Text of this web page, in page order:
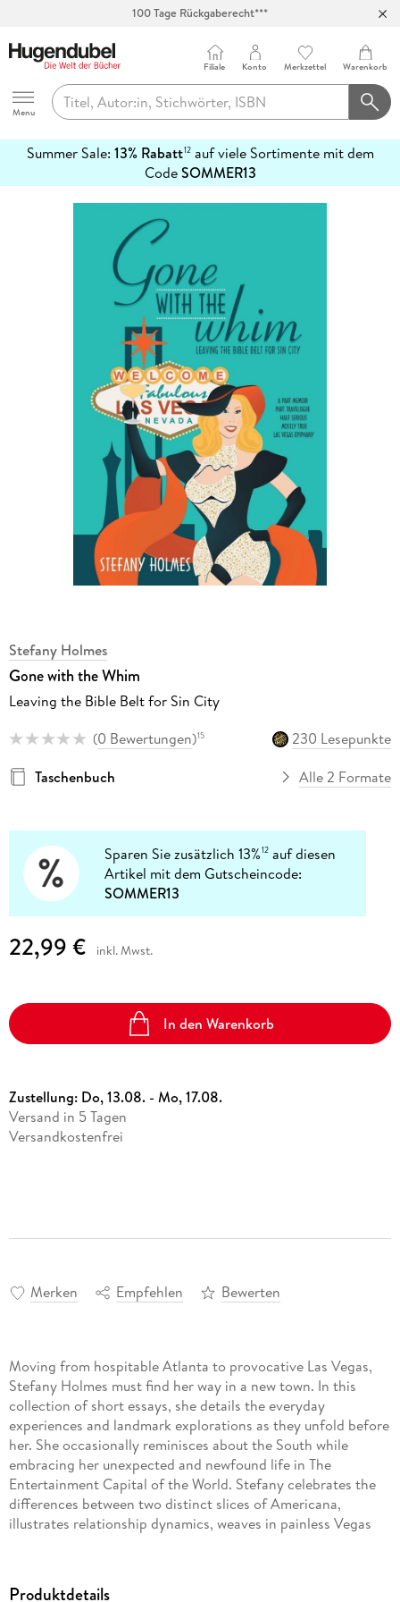
Hugendubel
Menu
Filiale Konto Merkzettel Warenkorb
Summer Sale: 13% Rabatt12auf viele Sortimente mit dem
CodeSOMMER13
erfahren
Stefany Holmes
Gone with the Whim
Leaving the Bible Belt for Sin City
(0 Bewertungen)15
230 Lesepunkte
Taschenbuch
Alle 2 Formate
Sparen Sie zusätzlich 13%12 auf diesen
Artikel mit dem Gutscheincode:
SOMMER13
22,99 € inkl. Mwst.
In den Warenkorb
Zustellung: Do, 13.08. - Mo, 17.08.
Versand in 5 Tagen
Versandkostenfrei
Merken Empfehlen Bewerten
Moving from hospitable Atlanta to provocative Las Vegas,
Stefany Holmes must find her way in a new town. In this
collection of short essays, she details the everyday
experiences and landmark explorations as they unfold before
her. She occasionally reminisces about the South while
embracing her unexpected and newfound life in The
Entertainment Capital of the World. Stefany celebrates the
differences between two distinct slices of Americana,
illustrates relationship dynamics, weaves in painless Vegas
Produktdetails